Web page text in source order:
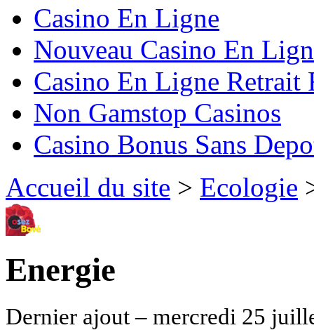
Casino En Ligne
Nouveau Casino En
Casino En Ligne Retrait
Non Gamstop Casinos
Casino Bonus Sans
Accueil du site > Ecologie
Energie
Dernier ajout – mercredi 25